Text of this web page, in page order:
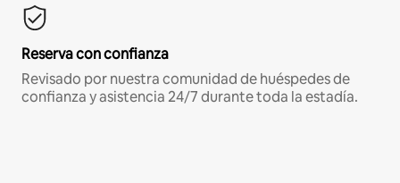
Reserva con confianza
Revisado por nuestra comunidad de huéspedes de
confianza y asistencia 24/7 durante toda la estadía.